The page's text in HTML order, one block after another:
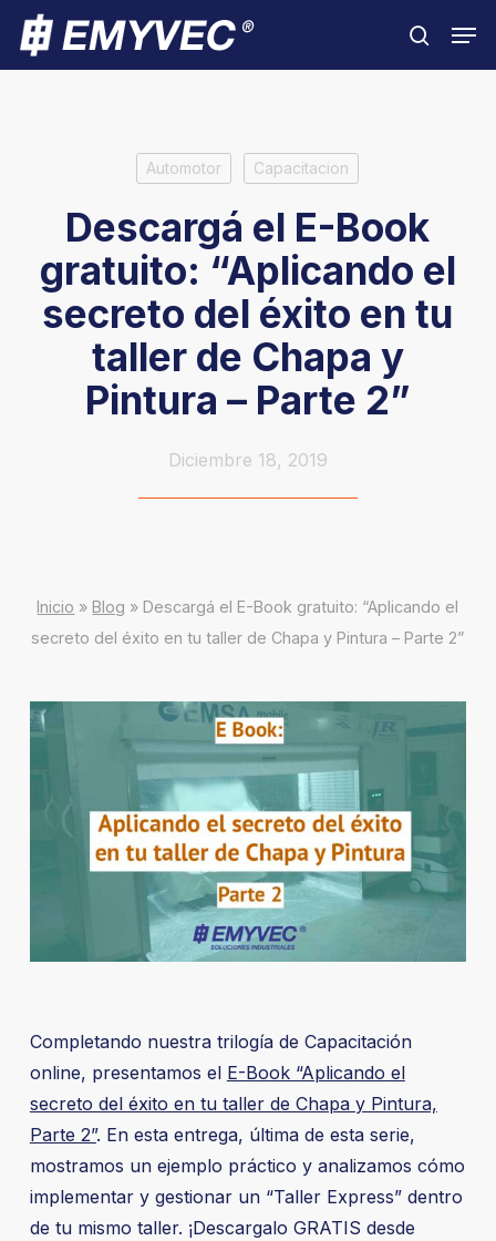
Skip
main
search
Automotor Capacitacion
Descargá el E-Book
gratuito: “Aplicando el
secreto del éxito en tu
taller de Chapa y
Pintura – Parte 2”
Diciembre 18, 2019
Inicio » Blog » Descargá el E-Book gratuito: “Aplicando el
secreto del éxito en tu taller de Chapa y Pintura – Parte 2”
Completando nuestra trilogía de Capacitación
online, presentamos el E-Book “Aplicando el
secreto del éxito en tu taller de Chapa y Pintura,
Parte 2”. En esta entrega, última de esta serie,
mostramos un ejemplo práctico y analizamos cómo
implementar y gestionar un “Taller Express” dentro
de tu mismo taller. ¡Descargalo GRATIS desde
Close